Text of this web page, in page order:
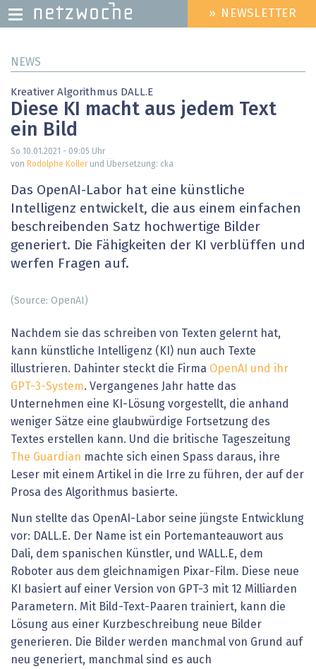
zum
HEADER
MENU
» NEWSLETTER
NEWS
Kreativer Algorithmus DALL.E
Diese KI macht aus jedem Text
ein Bild
So 10.01.2021 - 09:05 Uhr
von Rodolphe Kollerund Übersetzung: cka
Das OpenAI-Labor hat eine künstliche
Intelligenz entwickelt, die aus einem einfachen
beschreibenden Satz hochwertige Bilder
generiert. Die Fähigkeiten der KI verblüffen und
werfen Fragen auf.
(Source: OpenAI)
Nachdem sie das schreiben von Texten gelernt hat,
kann künstliche Intelligenz (KI) nun auch Texte
illustrieren. Dahinter steckt die Firma OpenAI und ihr
GPT-3-System. Vergangenes Jahr hatte das
Unternehmen eine KI-Lösung vorgestellt, die anhand
weniger Sätze eine glaubwürdige Fortsetzung des
Textes erstellen kann. Und die britische Tageszeitung
The Guardian machte sich einen Spass daraus, ihre
Leser mit einem Artikel in die Irre zu führen, der auf der
Prosa des Algorithmus basierte.
Nun stellte das OpenAI-Labor seine jüngste Entwicklung
vor: DALL.E. Der Name ist ein Portemanteauwort aus
Dali, dem spanischen Künstler, und WALL.E, dem
Roboter aus dem gleichnamigen Pixar-Film. Diese neue
KI basiert auf einer Version von GPT-3 mit 12 Milliarden
Parametern. Mit Bild-Text-Paaren trainiert, kann die
Lösung aus einer Kurzbeschreibung neue Bilder
generieren. Die Bilder werden manchmal von Grund auf
neu generiert, manchmal sind es auch